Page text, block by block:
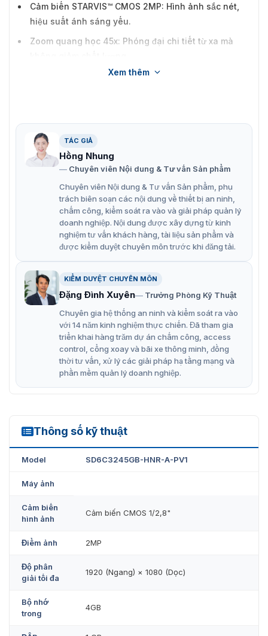
Cảm biến STARVIS™ CMOS 2MP: Hình ảnh sắc nét,
hiệu suất ánh sáng yếu.
Zoom quang học 45x: Phóng đại chi tiết từ xa mà
Công nghệ Starlight: Giám sát ban đêm với hình ảnh
đêm hiệu quả.
Tự động theo dõi 3.0: Giám sát tự động đối tượng di
Bảo vệ chu vi: Phát hiện và cảnh báo xâm nhập.
Phát hiện khuôn mặt: Nhận diện và theo dõi các đối
SMD 4.0: Phân tích thông minh, giảm cảnh báo giả.
Đèn chiếu sáng màu và cảnh báo màu đỏ/xanh:
Tăng cường an ninh.
Tiêu chuẩn IP66: Chống nước và bụi, phù hợp ngoài
PoE (802.3at): Cung cấp điện qua mạng, tiết kiệm chi
phí lắp đặt.
Xem thêm
TÁC GIẢ
Hồng Nhung
Chuyên viên Nội dung & Tư vấn Sản phẩm
Chuyên viên Nội dung & Tư vấn Sản phẩm, phụ
trách biên soạn các nội dung về thiết bị an ninh,
chấm công, kiểm soát ra vào và giải pháp quản lý
doanh nghiệp. Nội dung được xây dựng từ kinh
nghiệm tư vấn khách hàng, tài liệu sản phẩm và
được kiểm duyệt chuyên môn trước khi đăng tải.
KIỂM DUYỆT CHUYÊN MÔN
Đặng Đình Xuyên
Trưởng Phòng Kỹ Thuật
Chuyên gia hệ thống an ninh và kiểm soát ra vào
với 14 năm kinh nghiệm thực chiến. Đã tham gia
triển khai hàng trăm dự án chấm công, access
control, cổng xoay và bãi xe thông minh, đồng
thời tư vấn, xử lý các giải pháp hạ tầng mạng và
phần mềm quản lý doanh nghiệp.
Thông số kỹ thuật
SD6C3245GB-HNR-A-PV1
Model SD6C3245GB-HNR-A-PV1
Máy ảnh
Cảm biến
hình ảnh
Cảm biến CMOS 1/2,8"
Điểm ảnh 2MP
Độ phân
giải tối đa
1920 (Ngang) × 1080 (Dọc)
Bộ nhớ
trong
4GB